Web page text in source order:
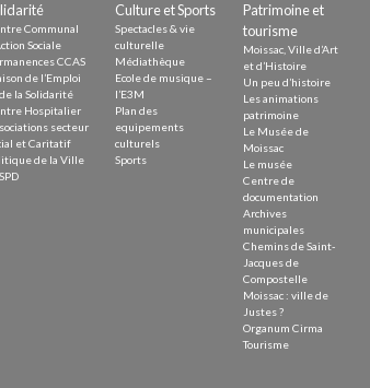
durable
Communal
Sociale
CCAS
de l’Emploi
la Solidarité
Hospitalier
secteur
et Caritatif
de la Ville
Culture et Sports
Spectacles & vie
culturelle
Médiathèque
Ecole de musique –
l’E3M
Plan des
equipements
culturels
Sports
Patrimoine et
tourisme
Moissac, Ville d’Art
et d’Histoire
Un peu d’histoire
Les animations
patrimoine
Le Musée de
Moissac
Le musée
Centre de
documentation
Archives
municipales
Chemins de Saint-
Jacques de
Compostelle
Moissac : ville de
Justes ?
Organum Cirma
Tourisme